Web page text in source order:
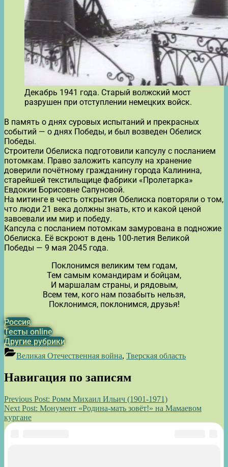
Декабрь 1941 года. Старый волжский мост
разрушен при отступлении немецких войск.
В память о днях суровых испытаний и прекрасных
событий — о днях Победы, и был возведен Обелиск
Победы.
Строители Обелиска подготовили капсулу с посланием
потомкам. Право заложить капсулу на хранение
доверили почётному гражданину города Калинина,
старейшей текстильщице фабрики «Пролетарка»
Евдокии Борисовне Сапуновой.
На митинге в честь открытия Обелиска повторяли о том,
что люди 21 века должны знать, кто и какой ценой
завоевали им мир и победу.
Капсула с посланием потомкам замурована в подножие
Обелиска. Её вскроют в день 100-летия Великой
Победы — 9 мая 2045 года.
Поклонимся великим тем годам,
Тем самым командирам и бойцам,
И маршалам страны, и рядовым,
Всем тем, кого нам позабыть нельзя,
Поклонимся, поклонимся, друзья!
Россия
Тесты online
Другие рубрики
Великая Отечественная война, Тверская область
Навигация по записям
Previous Post: Ромм Михаил Ильич (1901-1971)
Next Post: Монумент «Родина-мать зовёт!» на Мамаевом
кургане
Поиск